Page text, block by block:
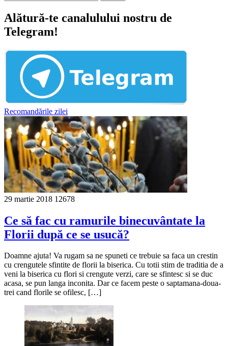
Alătură-te canalulului nostru de
Telegram!
Recomandările zilei
29 martie 2018 12678
Ce să fac cu ramurile binecuvântate la
Florii după ce se usucă?
Doamne ajuta! Va rugam sa ne spuneti ce trebuie sa faca un crestin
cu crengutele sfintite de florii la biserica. Cu totii stim de traditia de a
veni la biserica cu flori si crengute verzi, care se sfintesc si se duc
acasa, se pun langa inconita. Dar ce facem peste o saptamana-doua-
trei cand florile se ofilesc, […]